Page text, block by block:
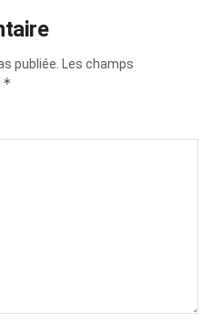
publiée.
Les champs
*